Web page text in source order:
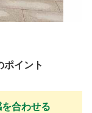
ポイント
合わせる